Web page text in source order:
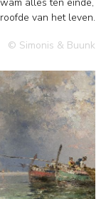
van het leven.
© Simonis & Buunk